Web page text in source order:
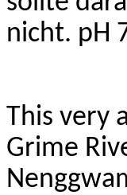
nicht. pH
This very
Grime